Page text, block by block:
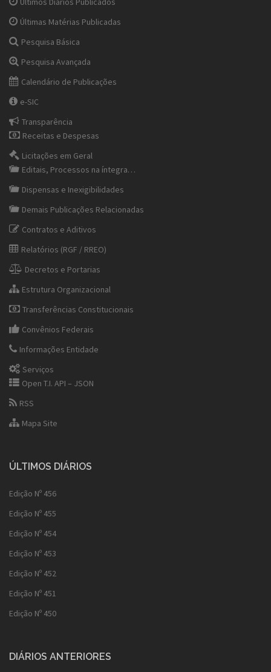
Últimas Matérias Publicadas
Pesquisa Básica
Pesquisa Avançada
Calendário de Publicações
e-SIC
Transparência
Receitas e Despesas
Licitações em Geral
Editais, Processos na íntegra…
Dispensas e Inexigibilidades
Demais Publicações Relacionadas
Contratos e Aditivos
Relatórios (RGF / RREO)
Decretos e Portarias
Estrutura Organizacional
Transferências Constitucionais
Convênios Federais
Informações Entidade
Serviços
Open T.I. API – JSON
RSS
Mapa Site
ÚLTIMOS DIÁRIOS
Edição Nº 456
Edição Nº 455
Edição Nº 454
Edição Nº 453
Edição Nº 452
Edição Nº 451
Edição Nº 450
DIÁRIOS ANTERIORES